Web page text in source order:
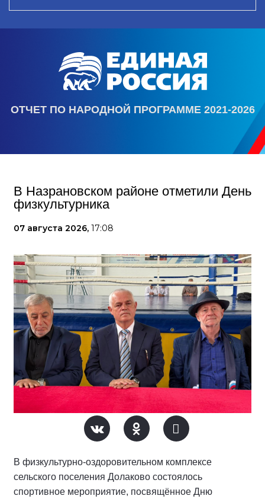
ОТЧЕТ ПО НАРОДНОЙ ПРОГРАММЕ 2021-2026
В Назрановском районе отметили День
физкультурника
07 августа 2026, 17:08
В физкультурно-оздоровительном комплексе
сельского поселения Долаково состоялось
спортивное мероприятие, посвящённое Дню